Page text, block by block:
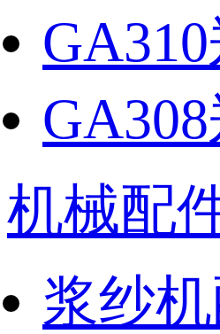
机械配
浆纱